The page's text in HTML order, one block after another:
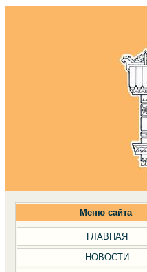
Меню сайта
ГЛАВНАЯ
НОВОСТИ